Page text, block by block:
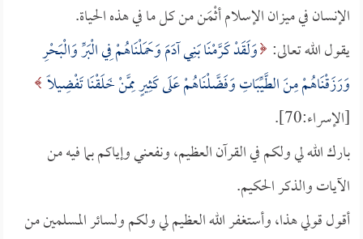
الإنسان في ميزان الإسلام أثْمَن من كل ما في هذه الحياة.
يقول الله تعالى: وَلَقَدْ كَرَّمْنَا بَنِي آدَمَ وَحَمَلْنَاهُمْ فِي الْبَرِّ وَالْبَحْرِ
وَرَزَقْنَاهُمْ مِنَ الطَّيِّبَاتِ وَفَضَّلْنَاهُمْ عَلَى كَثِيرٍ مِمَّنْ خَلَقْنَا تَفْضِيلاً
[الإسراء:70].
بارك الله لي ولكم في القرآن العظيم، ونفعني وإياكم بما فيه من
الآيات والذكر الحكيم.
أقول قولي هذا، وأستغفر الله العظيم لي ولكم ولسائر المسلمين من